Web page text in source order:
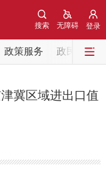
登录
无障碍
搜索
政策服务 政民互动
冀区域进出口值